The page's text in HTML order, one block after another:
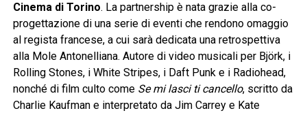
Cinema di Torino. La partnership è nata grazie alla co-
progettazione di una serie di eventi che rendono omaggio
al regista francese, a cui sarà dedicata una retrospettiva
alla Mole Antonelliana. Autore di video musicali per Björk, i
Rolling Stones, i White Stripes, i Daft Punk e i Radiohead,
nonché di film culto come Se mi lasci ti cancello, scritto da
Charlie Kaufman e interpretato da Jim Carrey e Kate